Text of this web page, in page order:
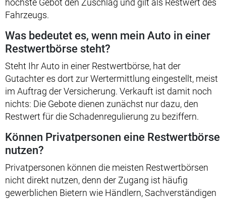
höchste Gebot den Zuschlag und gilt als Restwert des
Fahrzeugs.
Was bedeutet es, wenn mein Auto in einer
Restwertbörse steht?
Steht Ihr Auto in einer Restwertbörse, hat der
Gutachter es dort zur Wertermittlung eingestellt, meist
im Auftrag der Versicherung. Verkauft ist damit noch
nichts: Die Gebote dienen zunächst nur dazu, den
Restwert für die Schadenregulierung zu beziffern.
Können Privatpersonen eine Restwertbörse
nutzen?
Privatpersonen können die meisten Restwertbörsen
nicht direkt nutzen, denn der Zugang ist häufig
gewerblichen Bietern wie Händlern, Sachverständigen